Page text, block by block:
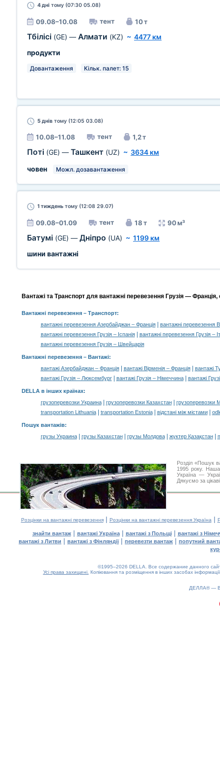
4 дні тому (07:30 05.08)
09.08–10.08 тент 10 т
Тбілісі (GE) — Алмати (KZ) ~ 4477 км
продукти
Довантаження Кільк. палет: 15
5 днів тому (12:05 03.08)
10.08–11.08 тент 1,2 т
Поті (GE) — Ташкент (UZ) ~ 3634 км
човен
Можл. дозавантаження
1 тиждень тому (12:08 29.07)
09.08–01.09 тент 18 т 90 м³
Батумі (GE) — Дніпро (UA) ~ 1199 км
шини вантажні
Вантажі та Транспорт для вантажні перевезення Грузія — Франція,
Вантажні перевезення– Транспорт:
вантажні перевезення Азербайджан – Франція|
вантажні перевезення
вантажні перевезення Грузія – Іспанія|
вантажні перевезення Грузія –
вантажні перевезення Грузія – Швейцарія
Вантажні перевезення – Вантажі:
вантажі Азербайджан – Франція| вантажі Вірменія – Франція|
вантажі
вантажі Грузія – Люксембург| вантажі Грузія – Німеччина| вантажі
DELLA в інших країнах:
грузоперевозки Украина| грузоперевозки Казахстан|
грузоперевозки
transportation Lithuania| transportation Estonia| відстані між містами|
Пошук вантажів:
грузы Украина| грузы Казахстан| грузы Молдова| жүктер Қазақстан|
Розділ «Пошук
1995 року. Наша
Україна —
Дякуємо за
Розцінки на вантажні перевезення| Розцінки на вантажні перевезення Україна |
знайти вантаж| вантажі Україна| вантажі з Польщі| вантажі з
вантажі з Литви | вантажі з Фінляндії| перевезти вантаж | попутний
©1995–2026 DELLA. Все содержание данного
Усі права захищені. Копіювання та розміщення в інших засобах
ДЕЛЛА® —